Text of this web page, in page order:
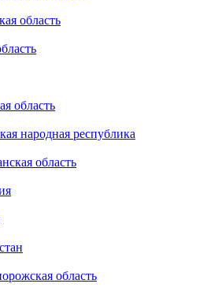
область
область
народная республика
область
область